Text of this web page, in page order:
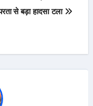
से बड़ा हादसा टला